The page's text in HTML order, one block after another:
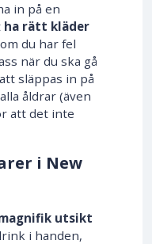
in på en
ha rätt kläder
du har fel
när du ska gå
släppas in på
åldrar (även
att det inte
i New
utsikt
i handen,